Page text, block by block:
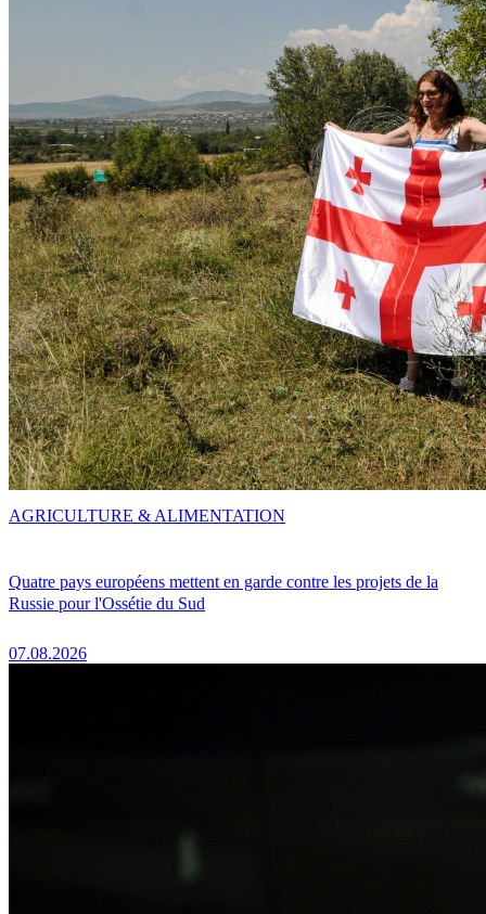
Quatre pays européens mettent en garde contre les projets de la
Russie pour l'Ossétie du Sud
07.08.2026
AGRICULTURE & ALIMENTATION